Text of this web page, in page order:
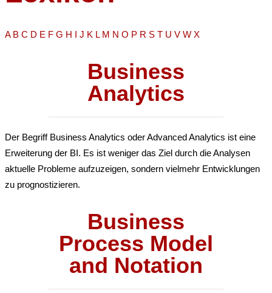
A B C D E F G H I J K L M N O P R S T U V W X
Business
Analytics
Der Begriff Business Analytics oder Advanced Analytics ist eine
Erweiterung der BI. Es ist weniger das Ziel durch die Analysen
aktuelle Probleme aufzuzeigen, sondern vielmehr Entwicklungen
zu prognostizieren.
Business
Process Model
and Notation